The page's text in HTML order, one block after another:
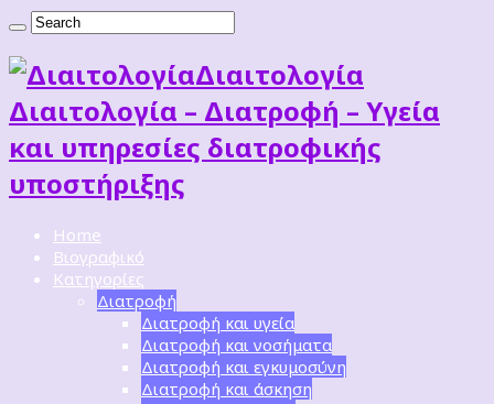
Διαιτoλογία
Διαιτολογία – Διατροφή – Υγεία
και υπηρεσίες διατροφικής
υποστήριξης
Home
Βιογραφικό
Κατηγορίες
Διατροφή
Διατροφή και υγεία
Διατροφή και νοσήματα
Διατροφή και εγκυμοσύνη
Διατροφή και άσκηση